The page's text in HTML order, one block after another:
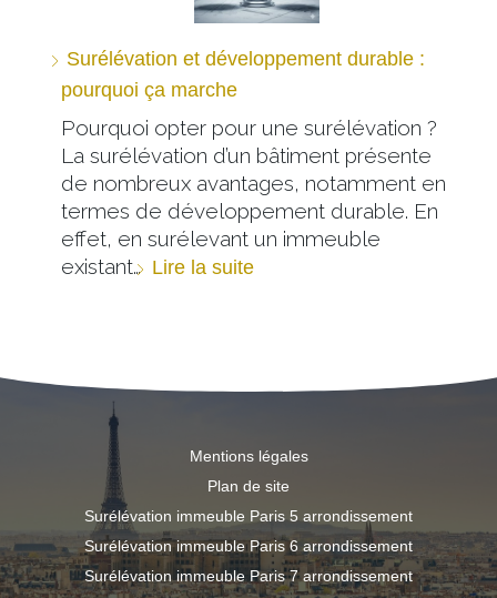
Surélévation et développement durable :
pourquoi ça marche
Pourquoi opter pour une surélévation ?
La surélévation d’un bâtiment présente
de nombreux avantages, notamment en
termes de développement durable. En
effet, en surélevant un immeuble
existant… Lire la suite
Mentions légales
Plan de site
Surélévation immeuble Paris 5 arrondissement
Surélévation immeuble Paris 6 arrondissement
Surélévation immeuble Paris 7 arrondissement